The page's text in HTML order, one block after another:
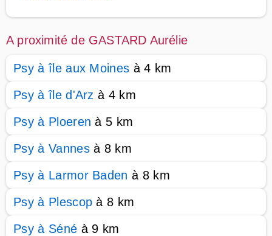
A proximité de GASTARD Aurélie
Psy à île aux Moines à 4 km
Psy à île d'Arz à 4 km
Psy à Ploeren à 5 km
Psy à Vannesà 8 km
Psy à Larmor Baden à 8 km
Psy à Plescop à 8 km
Psy à Séné à 9 km